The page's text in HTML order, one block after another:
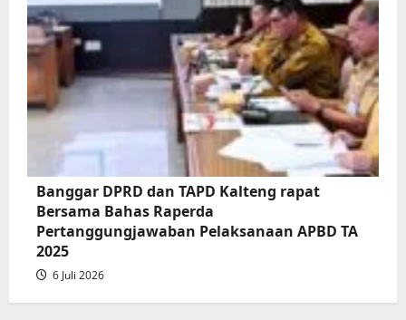
Banggar DPRD dan TAPD Kalteng rapat
Bersama Bahas Raperda
Pertanggungjawaban Pelaksanaan APBD TA
2025
6 Juli 2026